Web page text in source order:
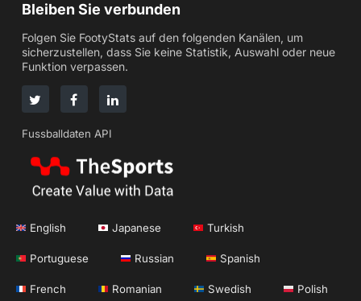
Bleiben Sie verbunden
Folgen Sie FootyStats auf den folgenden Kanälen, um
sicherzustellen, dass Sie keine Statistik, Auswahl oder neue
Funktion verpassen.
Fussballdaten API
English Japanese Turkish
Portuguese Russian Spanish
French Romanian Swedish Polish